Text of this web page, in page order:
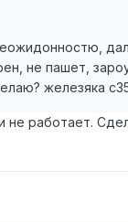
не пашет,
железяка
работает.